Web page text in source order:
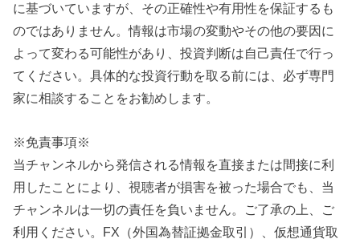
に基づいていますが、その正確性や有用性を保証するも
のではありません。情報は市場の変動やその他の要因に
よって変わる可能性があり、投資判断は自己責任で行っ
てください。具体的な投資行動を取る前には、必ず専門
家に相談することをお勧めします。
※免責事項※
当チャンネルから発信される情報を直接または間接に利
用したことにより、視聴者が損害を被った場合でも、当
チャンネルは一切の責任を負いません。ご了承の上、ご
利用ください。FX（外国為替証拠金取引）、仮想通貨取